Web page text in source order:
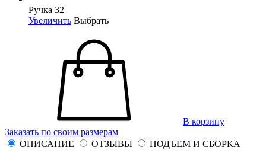
Ручка 32
Увеличить Выбрать
В корзину
Заказать по своим размерам
ОПИСАНИЕ
ОТЗЫВЫ
ПОДЪЕМ И СБОРКА